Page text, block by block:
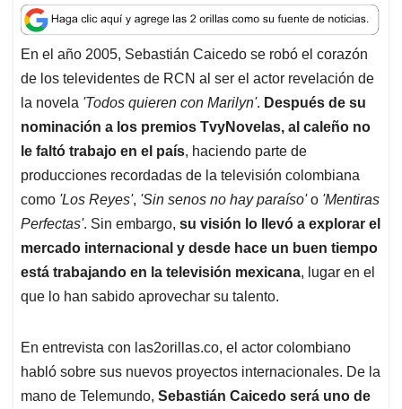
a
t
s
A
p
p
c
e
b
o
o
k
n
k
e
d
I
n
a
i
l
r
e
a
d
s
En el año 2005, Sebastián Caicedo se robó el corazón
de los televidentes de RCN al ser el actor revelación de
la novela 'Todos quieren con Marilyn'. Después de su
nominación a los premios TvyNovelas, al caleño no
le faltó trabajo en el país, haciendo parte de
producciones recordadas de la televisión colombiana
como 'Los Reyes', 'Sin senos no hay paraíso'o 'Mentiras
Perfectas'. Sin embargo, su visión lo llevó a explorar el
mercado internacional y desde hace un buen tiempo
está trabajando en la televisión mexicana, lugar en el
que lo han sabido aprovechar su talento.
En entrevista con las2orillas.co, el actor colombiano
habló sobre sus nuevos proyectos internacionales. De la
mano de Telemundo, Sebastián Caicedo será uno de